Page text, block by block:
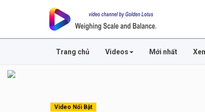
Trang chủ Videos Mới nhất
Video Nổi Bật